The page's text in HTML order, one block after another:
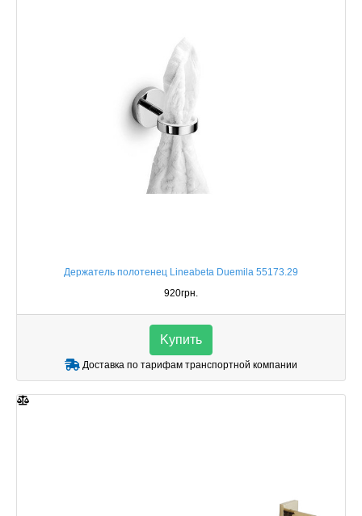
Держатель полотенец Lineabeta Duemila 55173.29
920грн.
Kупить
Доставка по тарифам транспортной компании